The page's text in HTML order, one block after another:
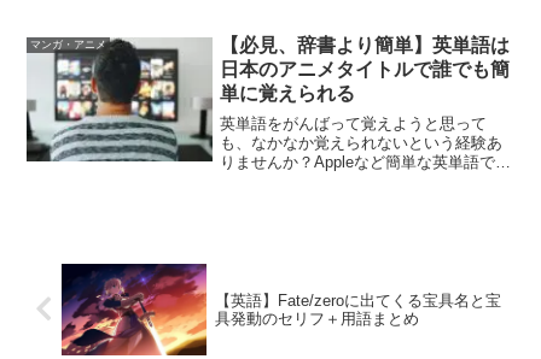
た。読み書きはある程度でき...
マンガ・アニメ
【必見、辞書より簡単】英単語は
日本のアニメタイトルで誰でも簡
単に覚えられる
英単語をがんばって覚えようと思って
も、なかなか覚えられないという経験あ
りませんか？Appleなど簡単な英単語であ
【英語】Fate/zeroに出てくる宝具名と宝
具発動のセリフ＋用語まとめ